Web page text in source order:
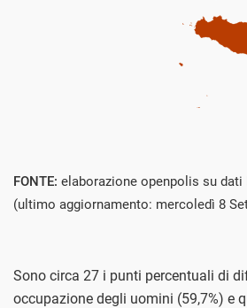
FONTE: elaborazione openpolis su dati
(ultimo aggiornamento: mercoledì 8
Sono circa 27 i punti percentuali di
occupazione degli uomini (59,7%) e